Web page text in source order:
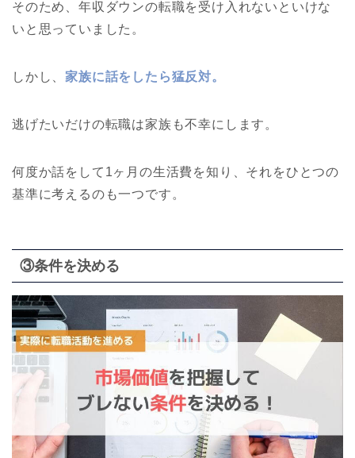
そのため、年収ダウンの転職を受け入れないといけな
いと思っていました。
しかし、 家族に話をしたら猛反対。
逃げたいだけの転職は家族も不幸にします。
何度か話をして1ヶ月の生活費を知り、それをひとつの
基準に考えるのも一つです。
③条件を決める